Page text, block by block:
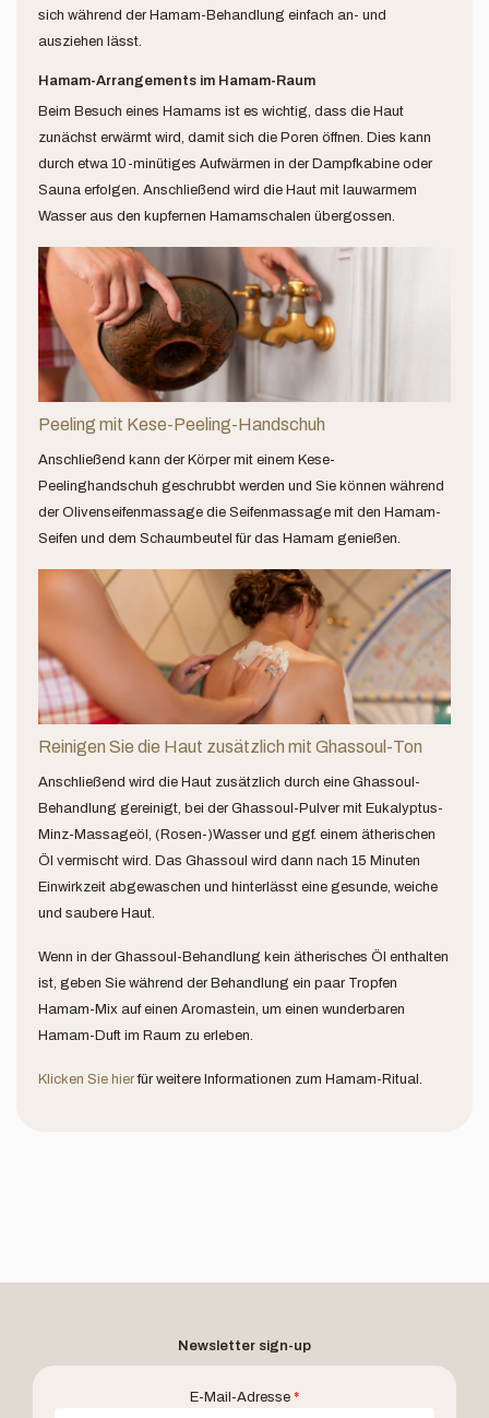
sich während der Hamam-Behandlung einfach an- und
ausziehen lässt.
Hamam-Arrangements im Hamam-Raum
Beim Besuch eines Hamams ist es wichtig, dass die Haut
zunächst erwärmt wird, damit sich die Poren öffnen. Dies kann
durch etwa 10-minütiges Aufwärmen in der Dampfkabine oder
Sauna erfolgen. Anschließend wird die Haut mit lauwarmem
Wasser aus den kupfernen Hamamschalen übergossen.
Peeling mit Kese-Peeling-Handschuh
Anschließend kann der Körper mit einem Kese-
Peelinghandschuh geschrubbt werden und Sie können während
der Olivenseifenmassage die Seifenmassage mit den Hamam-
Seifen und dem Schaumbeutel für das Hamam genießen.
Reinigen Sie die Haut zusätzlich mit Ghassoul-Ton
Anschließend wird die Haut zusätzlich durch eine Ghassoul-
Behandlung gereinigt, bei der Ghassoul-Pulver mit Eukalyptus-
Minz-Massageöl, (Rosen-)Wasser und ggf. einem ätherischen
Öl vermischt wird. Das Ghassoul wird dann nach 15 Minuten
Einwirkzeit abgewaschen und hinterlässt eine gesunde, weiche
und saubere Haut.
Wenn in der Ghassoul-Behandlung kein ätherisches Öl enthalten
ist, geben Sie während der Behandlung ein paar Tropfen
Hamam-Mix auf einen Aromastein, um einen wunderbaren
Hamam-Duft im Raum zu erleben.
Klicken Sie hierfür weitere Informationen zum Hamam-Ritual.
Newsletter sign-up
E-Mail-Adresse *